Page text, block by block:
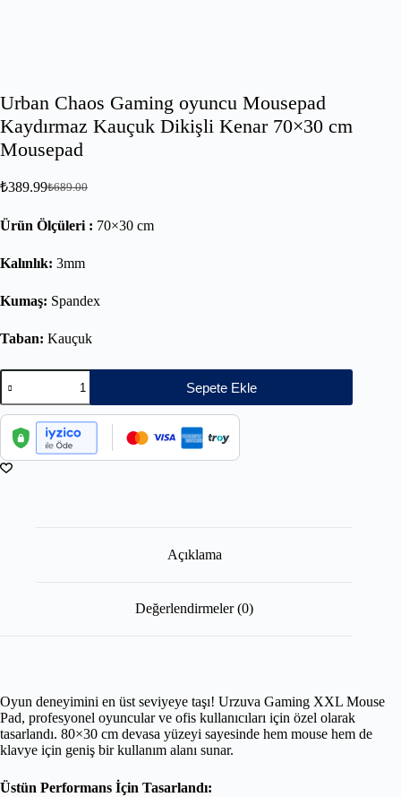
Urban Chaos Gaming oyuncu Mousepad
Kaydırmaz Kauçuk Dikişli Kenar 70×30 cm
Mousepad
₺689.00
₺389.99
Ürün Ölçüleri : 70×30 cm
Kalınlık: 3mm
Kumaş: Spandex
Taban: Kauçuk
Sepete Ekle
Açıklama
Değerlendirmeler (0)
Oyun deneyimini en üst seviyeye taşı! Urzuva Gaming XXL Mouse
Pad, profesyonel oyuncular ve ofis kullanıcıları için özel olarak
tasarlandı. 80×30 cm devasa yüzeyi sayesinde hem mouse hem de
klavye için geniş bir kullanım alanı sunar.
Üstün Performans İçin Tasarlandı: